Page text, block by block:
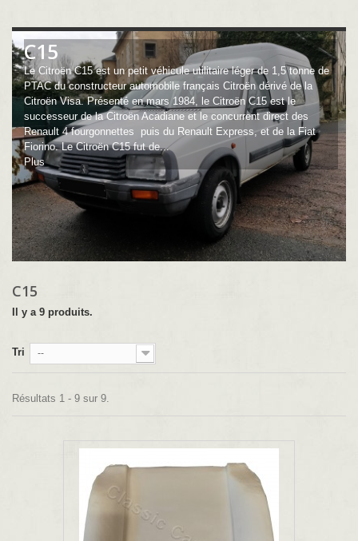
C15
Le Citroën C15 est un petit véhicule utilitaire léger de 1,5 tonne de
PTAC du constructeur automobile français Citroën dérivé de la
Citroën Visa. Présenté en mars 1984, le Citroën C15 est le
successeur de la Citroën Acadiane et le concurrent direct des
Renault 4 fourgonnettes puis du Renault Express, et de la Fiat
Fiorino. Le Citroën C15 fut de...
Plus
C15
Il y a 9 produits.
Tri --
Résultats 1 - 9 sur 9.